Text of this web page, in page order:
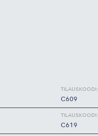
TILAUSKOODI:
C609
TILAUSKOODI:
C619